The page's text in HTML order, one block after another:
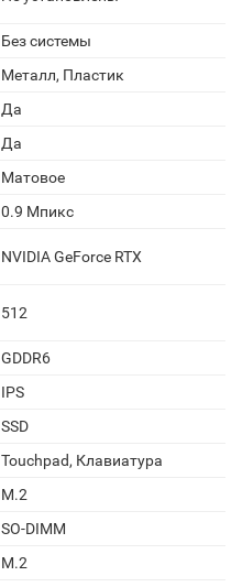
Без системы
Металл, Пластик
Да
Да
Матовое
0.9 Мпикс
NVIDIA GeForce RTX
512
GDDR6
IPS
SSD
Touchpad, Клавиатура
M.2
SO-DIMM
M.2